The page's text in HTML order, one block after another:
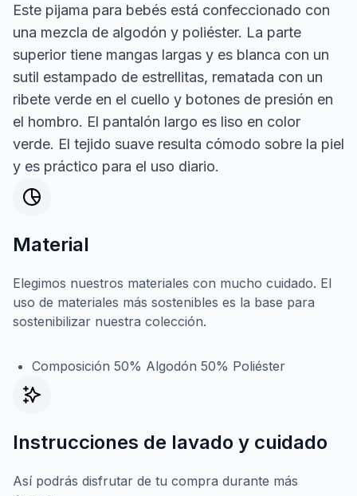
Este pijama para bebés está confeccionado con
una mezcla de algodón y poliéster. La parte
superior tiene mangas largas y es blanca con un
sutil estampado de estrellitas, rematada con un
ribete verde en el cuello y botones de presión en
el hombro. El pantalón largo es liso en color
verde. El tejido suave resulta cómodo sobre la piel
y es práctico para el uso diario.
Material
Elegimos nuestros materiales con mucho cuidado. El
uso de materiales más sostenibles es la base para
sostenibilizar nuestra colección.
Composición 50% Algodón 50% Poliéster
Instrucciones de lavado y cuidado
Así podrás disfrutar de tu compra durante más